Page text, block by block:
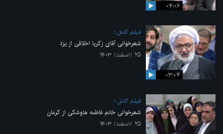
۰۴:۰۶
۰۳:۰۴
فیلم کامل
شعرخوانی آقای زکریا اخلاقی از یزد
۲۵ /اسفند/ ۱۴۰۳
فیلم کامل
شعرخوانی خانم فاطمه هاوشکی از کرمان
۲۵ /اسفند/ ۱۴۰۳